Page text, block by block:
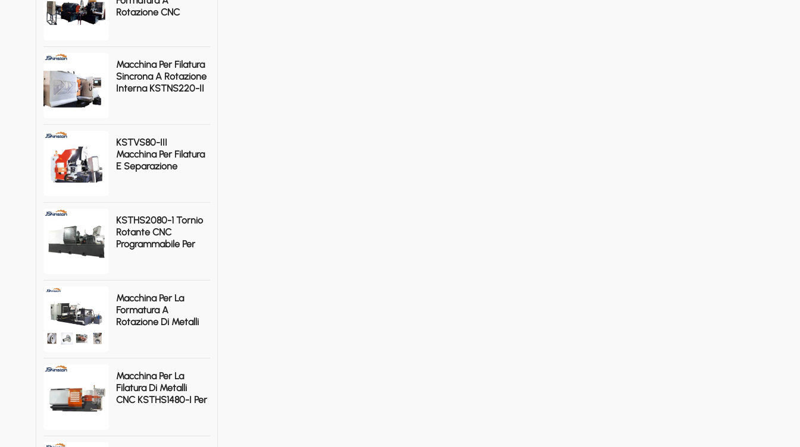
Rotazione CNC
Macchina Per Filatura
Sincrona A Rotazione
Interna KSTNS220-II
KSTVS80-III
Macchina Per Filatura
E Separazione
KSTHS2080-1 Tornio
Rotante CNC
Programmabile Per
Macchina Per La
Formatura A
Rotazione Di Metalli
Macchina Per La
Filatura Di Metalli
CNC KSTHS1480-I Per